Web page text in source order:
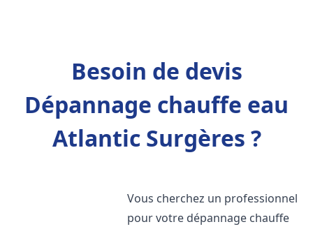
Besoin de devis
Dépannage chauffe eau
Atlantic Surgères ?
Vous cherchez un professionnel
pour votre dépannage chauffe